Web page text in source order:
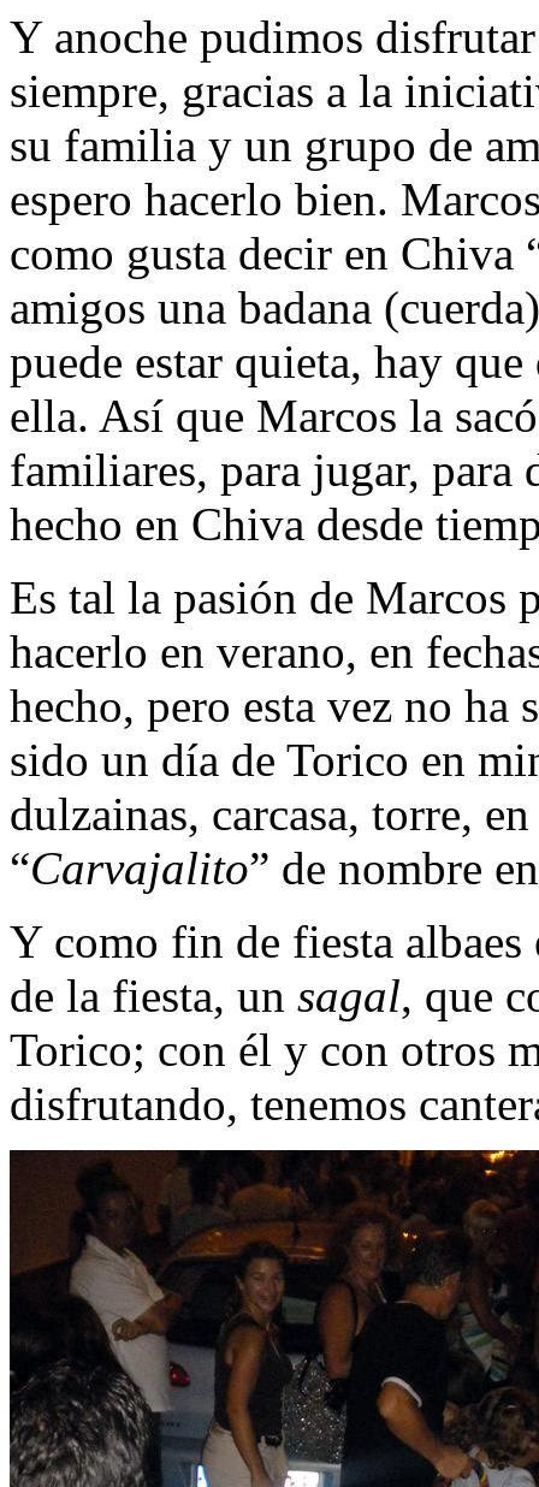
Y anoche pudimos
siempre, gracias a la
su familia y un grupo de
espero hacerlo bien.
como gusta decir en Chiva
amigos una badana
puede estar quieta, hay
ella. Así que Marcos la
familiares, para jugar, para
hecho en Chiva desde
Es tal la pasión de Marcos
hacerlo en verano, en
hecho, pero esta vez no ha
sido un día de Torico en
dulzainas, carcasa, torre,
“Carvajalito” de nombre
Y como fin de fiesta albaes
de la fiesta, un sagal, que
Torico; con él y con otros
disfrutando, tenemos